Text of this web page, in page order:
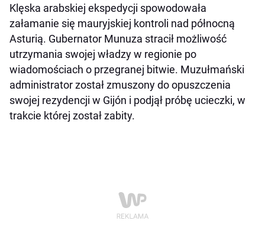
Klęska arabskiej ekspedycji spowodowała
załamanie się mauryjskiej kontroli nad północną
Asturią. Gubernator Munuza stracił możliwość
utrzymania swojej władzy w regionie po
wiadomościach o przegranej bitwie. Muzułmański
administrator został zmuszony do opuszczenia
swojej rezydencji w Gijón i podjął próbę ucieczki, w
trakcie której został zabity.